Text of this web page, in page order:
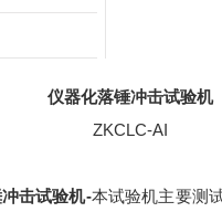
仪器化落锤冲击试验机
ZKCLC-AI
击试验机-本试验机主要测